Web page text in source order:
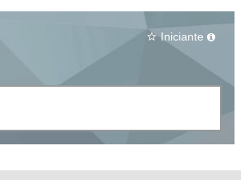
star_border Iniciante